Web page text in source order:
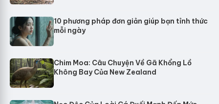
10 phương pháp đơn giản giúp bạn tỉnh thức
mỗi ngày
Chim Moa: Câu Chuyện Về Gã Khổng Lồ
Không Bay Của New Zealand